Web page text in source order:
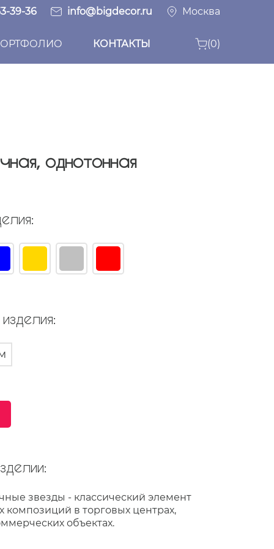
39-36 info@bigdecor.ru Москва
КОНТАКТЫ (0)
однотонная
звезды - классический элемент
композиций в торговых центрах,
объектах.